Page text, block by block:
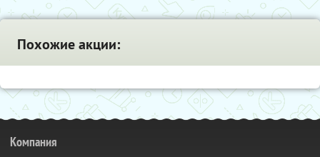
Похожие акции:
Компания